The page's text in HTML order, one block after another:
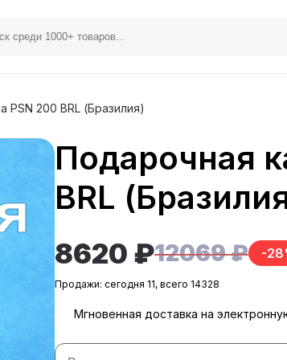
PSN 200 BRL (Бразилия)
Подарочная
BRL
8620 ₽12069 ₽ -
Продажи: сегодня 11, всего 14328
Мгновенная доставка на